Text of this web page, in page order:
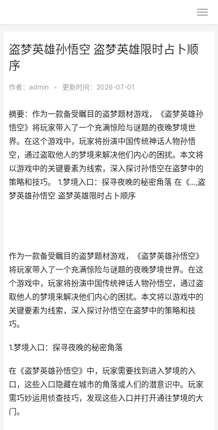
盗梦英雄孙悟空 盗梦英雄限时占卜顺
序
作者： admin • 更新时间：2026-07-01
摘要：作为一款备受瞩目的盗梦题材游戏，《盗梦英雄孙
悟空》将玩家带入了一个充满惊险与谜题的夜晚梦境世
界。在这个游戏中，玩家将扮演中国传统神话人物孙悟
空，通过盗取他人的梦境来解决他们内心的困扰。本文将
以游戏中的关键要素为线索，深入探讨孙悟空在盗梦中的
策略和技巧。 1.梦境入口：探寻夜晚的秘密角落 在《...,盗
梦英雄孙悟空 盗梦英雄限时占卜顺序
作为一款备受瞩目的盗梦题材游戏，《盗梦英雄孙悟空》
将玩家带入了一个充满惊险与谜题的夜晚梦境世界。在这
个游戏中，玩家将扮演中国传统神话人物孙悟空，通过盗
取他人的梦境来解决他们内心的困扰。本文将以游戏中的
关键要素为线索，深入探讨孙悟空在盗梦中的策略和技
巧。
1.梦境入口：探寻夜晚的秘密角落
在《盗梦英雄孙悟空》中，玩家需要找到进入梦境的入
口，这些入口隐藏在城市的角落或人们的潜意识中。玩家
需巧妙运用侦查技巧，发现这些入口并打开通往梦境的大
门。